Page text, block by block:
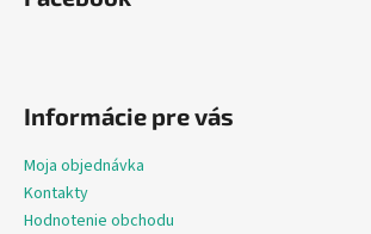
Informácie pre vás
Moja objednávka
Kontakty
Hodnotenie obchodu